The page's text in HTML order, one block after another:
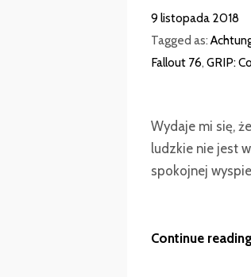
9 listopada 2018
Tagged as:
Fallout 76, GRIP:
Wydaje mi się,
ludzkie nie jest
spokojnej
Continue